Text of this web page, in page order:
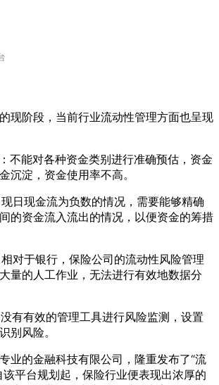
现阶段，当前行业流动性管理方面也呈现
不能对各种资金类别进行准确预估，资金
沉淀，资金使用率不高。
日现金流为负数的情况，需要能够精确
的资金流入流出的情况，以便资金的筹措
对于银行，保险公司的流动性风险管理
量的人工作业，无法进行有效地数据分
有有效的管理工具进行风险监测，设置
别风险。
业的金融科技有限公司，隆重发布了“流
该平台规划起，保险行业便表现出浓厚的